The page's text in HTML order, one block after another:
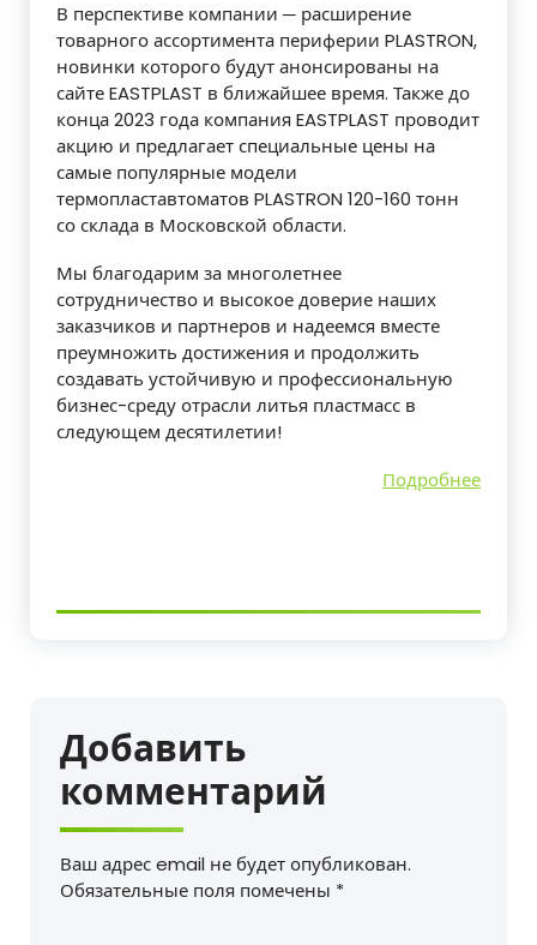
В перспективе компании ─ расширение
товарного ассортимента периферии PLASTRON,
новинки которого будут анонсированы на
сайте EASTPLAST в ближайшее время. Также до
конца 2023 года компания EASTPLAST проводит
акцию и предлагает специальные цены на
самые популярные модели
термопластавтоматов PLASTRON 120-160 тонн
со склада в Московской области.
Мы благодарим за многолетнее
сотрудничество и высокое доверие наших
заказчиков и партнеров и надеемся вместе
преумножить достижения и продолжить
создавать устойчивую и профессиональную
бизнес-среду отрасли литья пластмасс в
следующем десятилетии!
Подробнее
Добавить
комментарий
Ваш адрес email не будет опубликован.
Обязательные поля помечены *